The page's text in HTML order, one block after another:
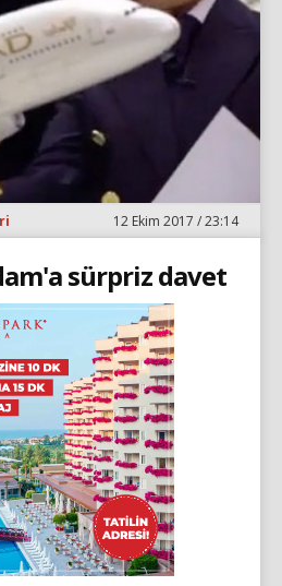
12 Ekim 2017 / 23:14
sürpriz davet